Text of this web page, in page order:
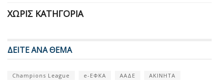
ΧΩΡΊΣ ΚΑΤΗΓΟΡΊΑ
ΔΕΙΤΕ ΑΝΑ ΘΕΜΑ
Champions League e-ΕΦΚΑ ΑΑΔΕ
ΑΚΙΝΗΤΑ